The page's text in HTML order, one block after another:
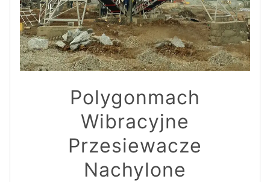
Polygonmach
Wibracyjne
Przesiewacze
Nachylone